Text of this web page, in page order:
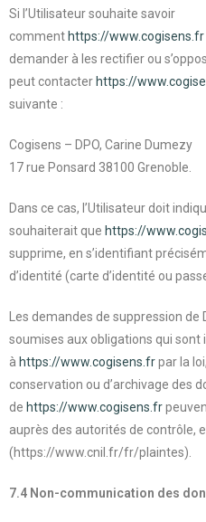
Si l’Utilisateur souhaite savoir
comment https://www.cogisens.fr
demander à les rectifier ou
peut contacter https://
suivante :
Cogisens – DPO, Carine Dumezy
17 rue Ponsard 38100 Grenoble.
Dans ce cas, l’Utilisateur doit
souhaiterait que https://
supprime, en s’identifiant
d’identité (carte d’identité ou
Les demandes de suppression
soumises aux obligations qui sont
à https://www.cogisens.frpar la
conservation ou d’archivage des
de https://www.cogisens.fr
auprès des autorités de contrôle,
(https://www.cnil.fr/fr/plaintes).
7.4 Non-communication des